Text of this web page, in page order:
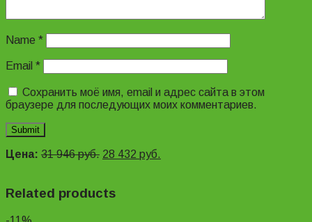
Name *
Email *
Сохранить моё имя, email и адрес сайта в этом
браузере для последующих моих комментариев.
Цена: 31 946руб. 28 432 руб.
Related products